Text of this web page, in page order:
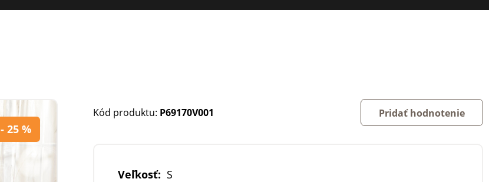
- 25 %
Kód produktu: P69170V001 Pridať hodnotenie
Veľkosť: S